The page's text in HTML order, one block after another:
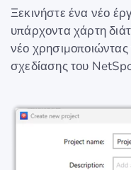
Ξεκινήστε ένα νέο
υπάρχοντα χάρτη
νέο
σχεδίασης του